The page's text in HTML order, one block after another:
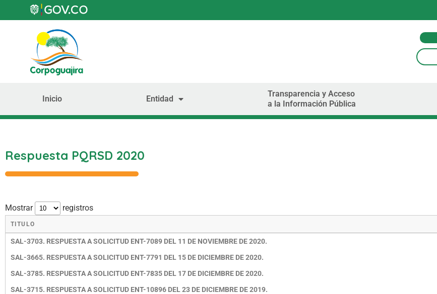
Inicio Entidad
Transparencia y Acceso
a la Información Pública
Respuesta PQRSD 2020
Mostrar registros
TITULO
SAL-3703. RESPUESTA A SOLICITUD ENT-7089 DEL 11 DE NOVIEMBRE DE 2020.
SAL-3665. RESPUESTA A SOLICITUD ENT-7791 DEL 15 DE DICIEMBRE DE 2020.
SAL-3785. RESPUESTA A SOLICITUD ENT-7835 DEL 17 DE DICIEMBRE DE 2020.
SAL-3715. RESPUESTA A SOLICITUD ENT-10896 DEL 23 DE DICIEMBRE DE 2019.